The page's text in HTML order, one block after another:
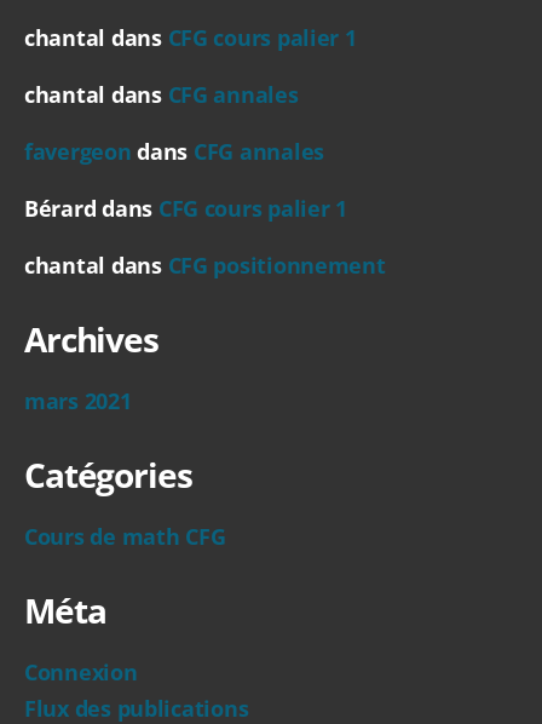
chantal dans CFG cours palier 1
chantal dans CFG annales
favergeon dans CFG annales
Bérard dans CFG cours palier 1
chantal dans CFG positionnement
Archives
mars 2021
Catégories
Cours de math CFG
Méta
Connexion
Flux des publications